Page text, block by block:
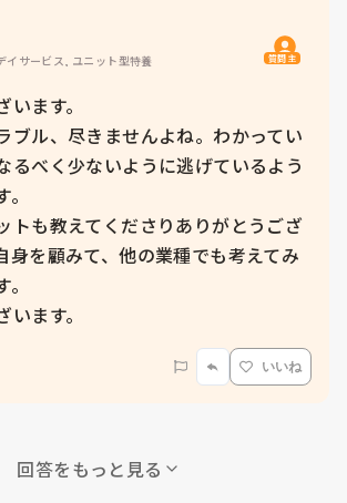
イサービス, ユニット型特養 質問主
ます。
ブル、尽きませんよね。わかってい
るべく少ないように逃げているよう
トも教えてくださりありがとうござ
身を顧みて、他の業種でも考えてみ
ます。
いいね
回答をもっと見る